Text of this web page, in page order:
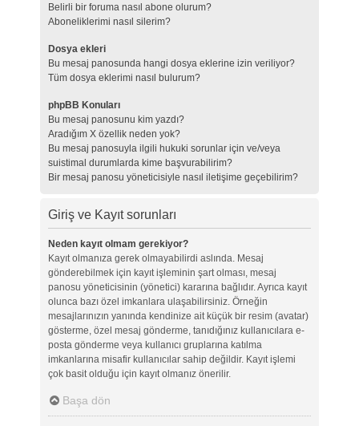
Belirli bir foruma nasıl abone olurum?
Aboneliklerimi nasıl silerim?
Dosya ekleri
Bu mesaj panosunda hangi dosya eklerine izin veriliyor?
Tüm dosya eklerimi nasıl bulurum?
phpBB Konuları
Bu mesaj panosunu kim yazdı?
Aradığım X özellik neden yok?
Bu mesaj panosuyla ilgili hukuki sorunlar için ve/veya
suistimal durumlarda kime başvurabilirim?
Bir mesaj panosu yöneticisiyle nasıl iletişime geçebilirim?
Giriş ve Kayıt sorunları
Neden kayıt olmam gerekiyor?
Kayıt olmanıza gerek olmayabilirdi aslında. Mesaj
gönderebilmek için kayıt işleminin şart olması, mesaj
panosu yöneticisinin (yönetici) kararına bağlıdır. Ayrıca kayıt
olunca bazı özel imkanlara ulaşabilirsiniz. Örneğin
mesajlarınızın yanında kendinize ait küçük bir resim (avatar)
gösterme, özel mesaj gönderme, tanıdığınız kullanıcılara e-
posta gönderme veya kullanıcı gruplarına katılma
imkanlarına misafir kullanıcılar sahip değildir. Kayıt işlemi
çok basit olduğu için kayıt olmanız önerilir.
Başa dön